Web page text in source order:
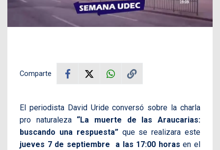
Comparte
El periodista David Uride conversó sobre la charla
pro naturaleza “La muerte de las Araucarias:
buscando una respuesta”que se realizara este
jueves 7 de septiembre a las 17:00 horas en el